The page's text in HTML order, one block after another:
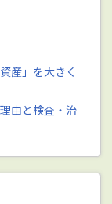
産」を大きく
由と検査・治